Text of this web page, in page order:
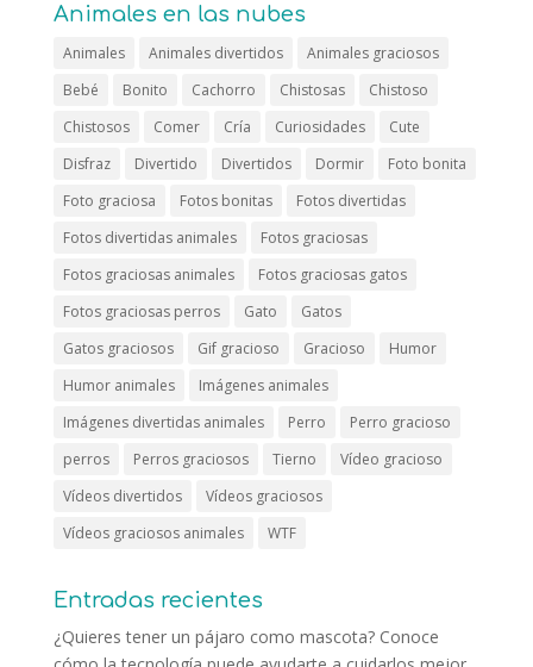
Animales en las nubes
Animales Animales divertidos
Animales graciosos
Bebé
Bonito Cachorro Chistosas
Chistoso
Chistosos
Comer Cría Curiosidades
Cute
Disfraz
Divertido Divertidos Dormir
Foto bonita
Foto graciosa
Fotos bonitas
Fotos divertidas
Fotos divertidas animales
Fotos graciosas
Fotos graciosas animales
Fotos graciosas gatos
Fotos graciosas perros
Gato
Gatos
Gatos graciosos
Gif gracioso Gracioso
Humor
Humor animales
Imágenes animales
Imágenes divertidas animales
Perro
Perro gracioso
perros
Perros graciosos Tierno
Vídeo gracioso
Vídeos divertidos
Vídeos graciosos
Vídeos graciosos animales
WTF
Entradas recientes
¿Quieres tener un pájaro como mascota? Conoce